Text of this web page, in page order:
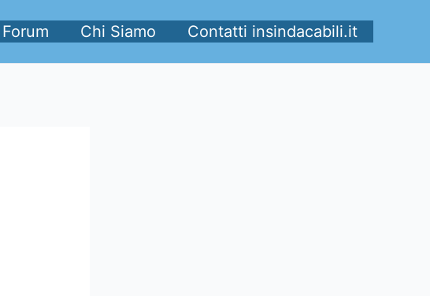
Forum Chi Siamo Contatti insindacabili.it